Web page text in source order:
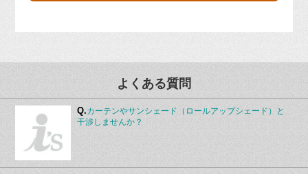
よくある質問
Q.カーテンやサンシェード（ロールアップシェード）と
干渉しませんか？